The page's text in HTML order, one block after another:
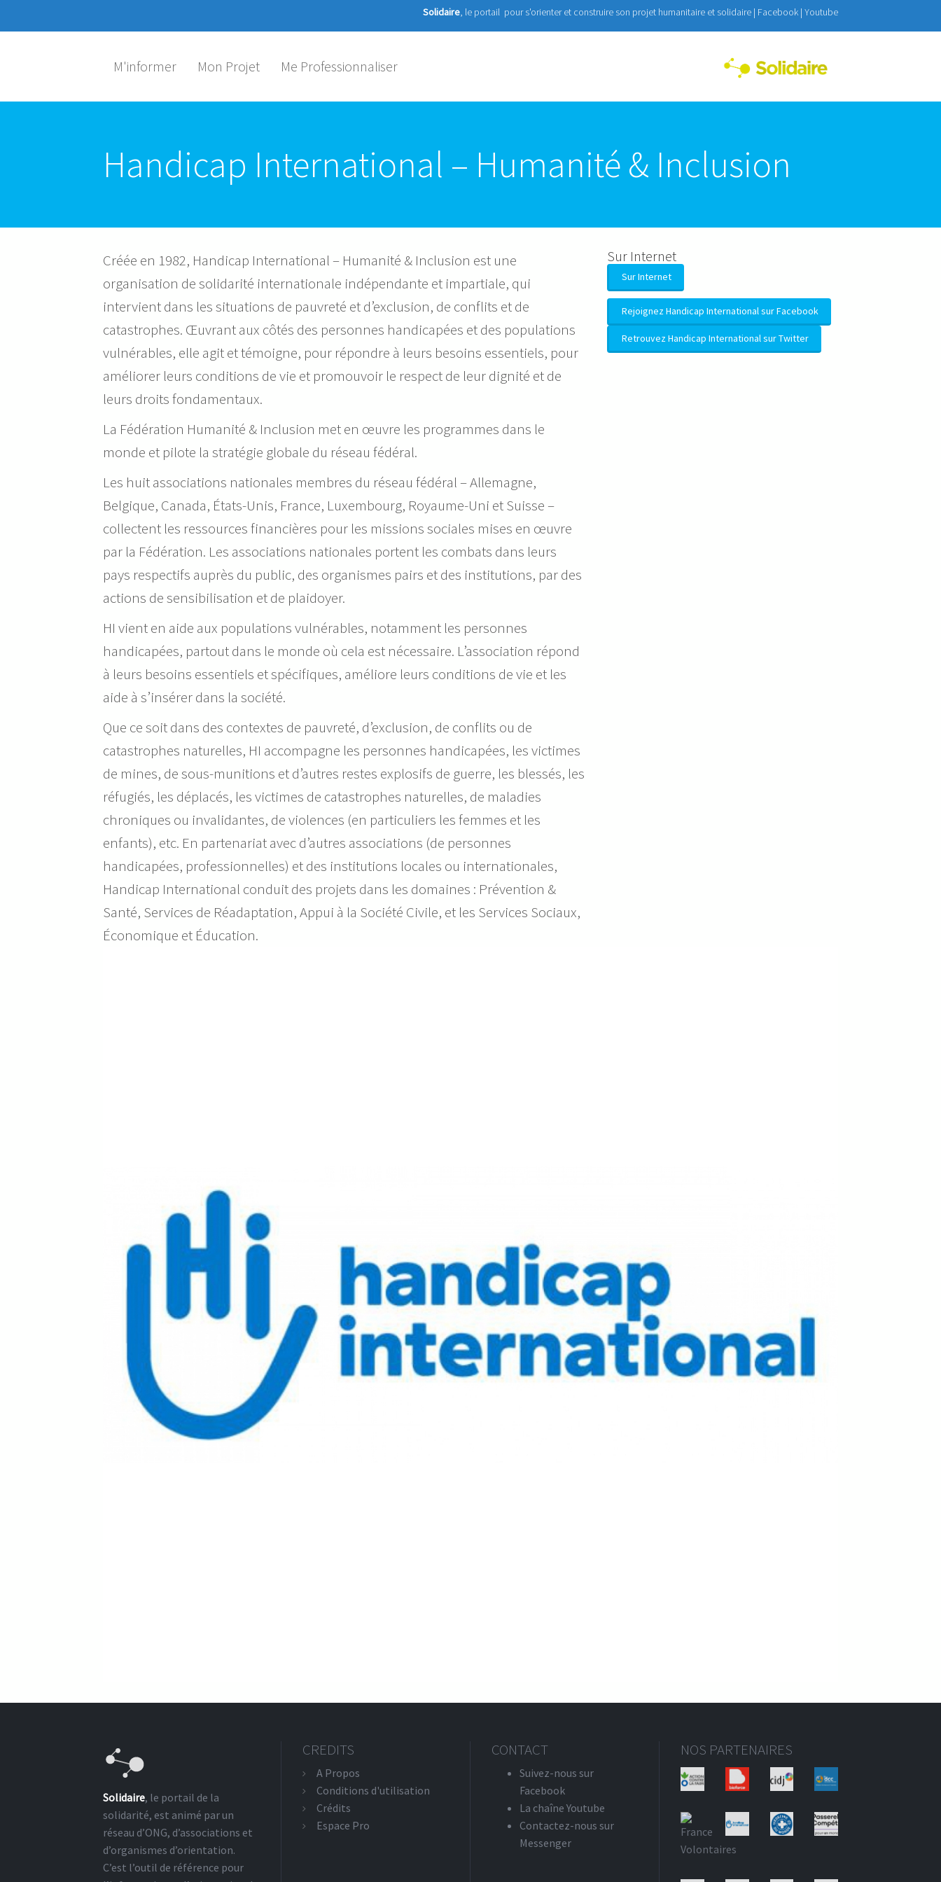
Solidaire, le portail pour s'orienter et construire son projet humanitaire et solidaire | Facebook | Youtube
M'informer Mon Projet Me Professionnaliser
Handicap International – Humanité & Inclusion
Créée en 1982, Handicap International – Humanité & Inclusion est une
organisation de solidarité internationale indépendante et impartiale, qui
intervient dans les situations de pauvreté et d’exclusion, de conflits et de
catastrophes. Œuvrant aux côtés des personnes handicapées et des populations
vulnérables, elle agit et témoigne, pour répondre à leurs besoins essentiels, pour
améliorer leurs conditions de vie et promouvoir le respect de leur dignité et de
leurs droits fondamentaux.
La Fédération Humanité & Inclusion met en œuvre les programmes dans le
monde et pilote la stratégie globale du réseau fédéral.
Les huit associations nationales membres du réseau fédéral – Allemagne,
Belgique, Canada, États-Unis, France, Luxembourg, Royaume-Uni et Suisse –
collectent les ressources financières pour les missions sociales mises en œuvre
par la Fédération. Les associations nationales portent les combats dans leurs
pays respectifs auprès du public, des organismes pairs et des institutions, par des
actions de sensibilisation et de plaidoyer.
HI vient en aide aux populations vulnérables, notamment les personnes
handicapées, partout dans le monde où cela est nécessaire. L’association répond
à leurs besoins essentiels et spécifiques, améliore leurs conditions de vie et les
aide à s’insérer dans la société.
Que ce soit dans des contextes de pauvreté, d’exclusion, de conflits ou de
catastrophes naturelles, HI accompagne les personnes handicapées, les victimes
de mines, de sous-munitions et d’autres restes explosifs de guerre, les blessés, les
réfugiés, les déplacés, les victimes de catastrophes naturelles, de maladies
chroniques ou invalidantes, de violences (en particuliers les femmes et les
enfants), etc. En partenariat avec d’autres associations (de personnes
handicapées, professionnelles) et des institutions locales ou internationales,
Handicap International conduit des projets dans les domaines : Prévention &
Santé, Services de Réadaptation, Appui à la Société Civile, et les Services Sociaux,
Économique et Éducation.
Sur Internet
Sur Internet
Rejoignez Handicap International sur Facebook
Retrouvez Handicap International sur Twitter
Solidaire, le portail de la
solidarité, est animé par un
réseau d’ONG, d’associations et
d’organismes d’orientation.
C’est l’outil de référence pour
CREDITS
A Propos
Conditions d'utilisation
Crédits
Espace Pro
CONTACT
Suivez-nous sur
Facebook
La chaîne Youtube
Contactez-nous sur
Messenger
NOS PARTENAIRES